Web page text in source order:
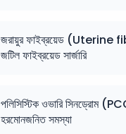
জরায়ুর ফাইব্রয়েড
জটিল ফাইব্রয়েড সার্জারি
পলিসিস্টিক ওভারি সিনড্রোম
হরমোনজনিত সমস্যা